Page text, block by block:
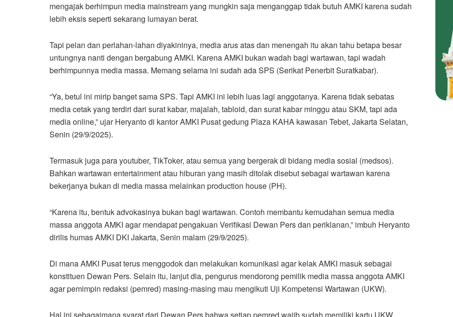
mengajak berhimpun media mainstream yang mungkin saja menganggap tidak butuh AMKI karena sudah
lebih eksis seperti sekarang lumayan berat.
Tapi pelan dan perlahan-lahan diyakininya, media arus atas dan menengah itu akan tahu betapa besar
untungnya nanti dengan bergabung AMKI. Karena AMKI bukan wadah bagi wartawan, tapi wadah
berhimpunnya media massa. Memang selama ini sudah ada SPS (Serikat Penerbit Suratkabar).
“Ya, betul ini mirip banget sama SPS. Tapi AMKI ini lebih luas lagi anggotanya. Karena tidak sebatas
media cetak yang terdiri dari surat kabar, majalah, tabloid, dan surat kabar minggu atau SKM, tapi ada
media online,” ujar Heryanto di kantor AMKI Pusat gedung Plaza KAHA kawasan Tebet, Jakarta Selatan,
Senin (29/9/2025).
Termasuk juga para youtuber, TikToker, atau semua yang bergerak di bidang media sosial (medsos).
Bahkan wartawan entertainment atau hiburan yang masih ditolak disebut sebagai wartawan karena
bekerjanya bukan di media massa melainkan production house (PH).
“Karena itu, bentuk advokasinya bukan bagi wartawan. Contoh membantu kemudahan semua media
massa anggota AMKI agar mendapat pengakuan Verifikasi Dewan Pers dan periklanan,” imbuh Heryanto
dirilis humas AMKI DKI Jakarta, Senin malam (29/9/2025).
Di mana AMKI Pusat terus menggodok dan melakukan komunikasi agar kelak AMKI masuk sebagai
konstituen Dewan Pers. Selain itu, lanjut dia, pengurus mendorong pemilik media massa anggota AMKI
agar pemimpin redaksi (pemred) masing-masing mau mengikuti Uji Kompetensi Wartawan (UKW).